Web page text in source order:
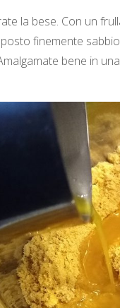
la bese. Con un
finemente
bene in